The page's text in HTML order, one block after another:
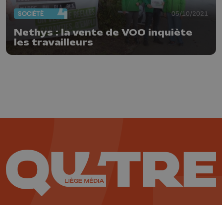
SOCIÉTÉ 05/10/2021
Nethys : la vente de VOO inquiète
les travailleurs